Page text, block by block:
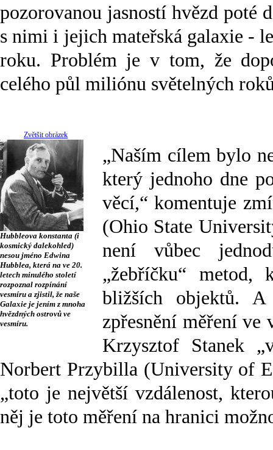
pozorovanou jasností hvězd poté
s nimi i jejich mateřská galaxie -
roku. Problém je v tom, že
celého půl miliónu světelných
Zvětšit obrázek
Hubbleova konstanta (i
kosmický dalekohled)
nesou jméno Edwina
Hubblea, která na ve 20.
letech minulého století
rozpoznal rozpínání
vesmíru a zjistil, že naše
Galaxie je jením z mnoha
hvězdných ostrovů ve
vesmíru.
„Naším cílem bylo
který jednoho dne
věcí,“ komentuje
(Ohio State
není vůbec
„žebříčku“ metod,
bližších objektů.
zpřesnění měření
Krzysztof Stanek
Norbert Przybilla (University of
„toto je největší vzdálenost,
něj je toto měření na hranici